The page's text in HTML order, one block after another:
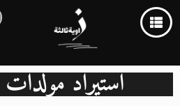
استيراد